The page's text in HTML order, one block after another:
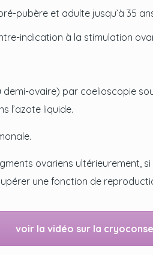
pubère et adulte jusqu’à 35
indication à la stimulation
demi-ovaire) par coelioscopie
l’azote liquide.
ovariens ultérieurement,
une fonction de
voir la vidéo sur la